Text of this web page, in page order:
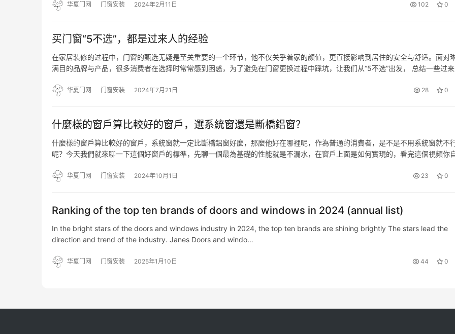
的… 华夏门网 门窗安装 2024年2月11日 102 0
买门窗“5不选”，都是过来人的经验
在家居装修的过程中，门窗的甄选无疑是至关重要的一个环节，他不仅关乎着家的颜值，更直接影响到居住的安全与舒适。面对
满目的品牌与产品，很多消费者在选择时常常感到困惑，为了避免在门窗更换过程中踩坑，让我们从“5不选”出发， 总结一些过
华夏门网 门窗安装 2024年7月21日 28 0
什麼樣的窗戶算比較好的窗戶，選系統窗還是斷橋鋁窗？
什麼樣的窗戶算比較好的窗戶，系統窗就一定比斷橋鋁窗好麼，那麼他好在哪裡呢，作為普通的消費者，是不是不用系統窗就不
呢？今天我們就來聊一下這個好窗戶的標準，先聊一個最為基礎的性能就是不漏水，在窗戶上面是如何實現的，看完這個視頻你
位置，我們先…
华夏门网 门窗安装 2024年10月1日 23 0
Ranking of the top ten brands of doors and windows in 2024 (annual list)
In the bright stars of the doors and windows industry in 2024, the top ten brands are shining brightly The stars lead the
direction and trend of the industry. Janes Doors and windo…
华夏门网 门窗安装 2025年1月10日 44 0